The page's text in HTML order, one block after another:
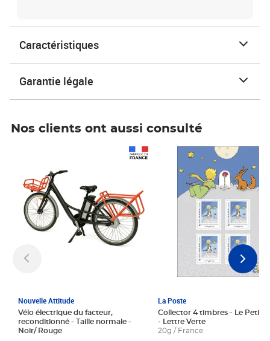
Caractéristiques
Garantie légale
Nos clients ont aussi consulté
Nouvelle Attitude
Vélo électrique du facteur,
reconditionné - Taille normale -
Noir/ Rouge
La Poste
Collector 4 timbres - Le Petit
- Lettre Verte
20g / France
Prix 6,25€ HT